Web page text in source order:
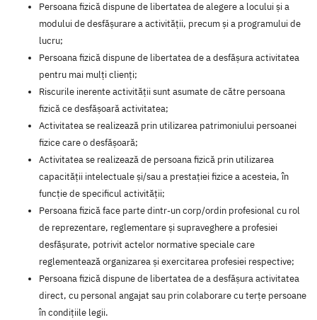
Persoana fizică dispune de libertatea de alegere a locului și a
modului de desfășurare a activității, precum și a programului de
lucru;
Persoana fizică dispune de libertatea de a desfășura activitatea
pentru mai mulți clienți;
Riscurile inerente activității sunt asumate de către persoana
fizică ce desfășoară activitatea;
Activitatea se realizează prin utilizarea patrimoniului persoanei
fizice care o desfășoară;
Activitatea se realizează de persoana fizică prin utilizarea
capacității intelectuale și/sau a prestației fizice a acesteia, în
funcție de specificul activității;
Persoana fizică face parte dintr-un corp/ordin profesional cu rol
de reprezentare, reglementare și supraveghere a profesiei
desfășurate, potrivit actelor normative speciale care
reglementează organizarea și exercitarea profesiei respective;
Persoana fizică dispune de libertatea de a desfășura activitatea
direct, cu personal angajat sau prin colaborare cu terțe persoane
în condițiile legii.